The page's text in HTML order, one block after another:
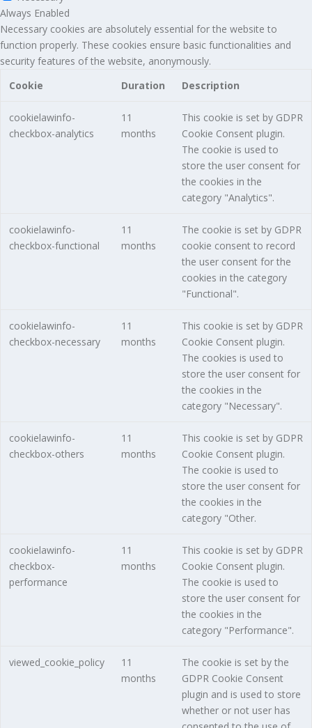
Always Enabled
Necessary cookies are absolutely essential for the website to
function properly. These cookies ensure basic functionalities and
security features of the website, anonymously.
Cookie
Duration Description
cookielawinfo-
checkbox-analytics
11
months
This cookie is set by GDPR
Cookie Consent plugin.
The cookie is used to
store the user consent for
the cookies in the
category "Analytics".
cookielawinfo-
checkbox-functional
11
months
The cookie is set by GDPR
cookie consent to record
the user consent for the
cookies in the category
"Functional".
cookielawinfo-
checkbox-necessary
11
months
This cookie is set by GDPR
Cookie Consent plugin.
The cookies is used to
store the user consent for
the cookies in the
category "Necessary".
cookielawinfo-
checkbox-others
11
months
This cookie is set by GDPR
Cookie Consent plugin.
The cookie is used to
store the user consent for
the cookies in the
category "Other.
cookielawinfo-
checkbox-
performance
11
months
This cookie is set by GDPR
Cookie Consent plugin.
The cookie is used to
store the user consent for
the cookies in the
category "Performance".
viewed_cookie_policy
11
months
The cookie is set by the
GDPR Cookie Consent
plugin and is used to store
whether or not user has